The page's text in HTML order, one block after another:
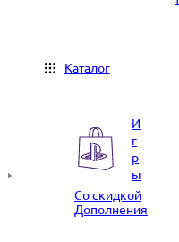
Каталог
И
г
р
ы
Со скидкой
Дополнения